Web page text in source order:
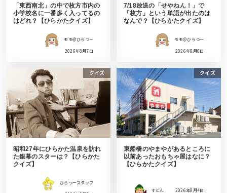
「東西南北」の中で枚方市内の
小学校名に一番多く入ってるの
はどれ？【ひらかたクイズ】
モモ＠ひらつー
2026年8月7日
7/18放送の「せやねん！」で
「枚方」という単語が出たのは
なんで？【ひらかたクイズ】
モモ＠ひらつー
2026年8月6日
クイズ
昭和27年にひらかた温泉を訪れ
た銀幕のスターは？【ひらかた
クイズ】
ひらつースタッフ
クイズ
東船橋のやまやがあるところに
以前あったおもちゃ屋はなに？
【ひらかたクイズ】
すどん 2026年8月4日